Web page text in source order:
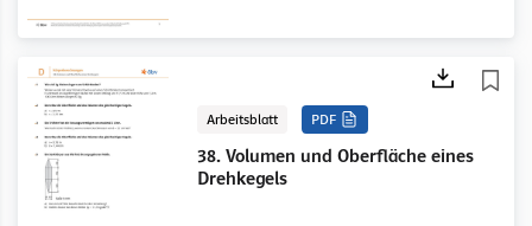
Arbeitsblatt PDF
38. Volumen und Oberfläche eines
Drehkegels